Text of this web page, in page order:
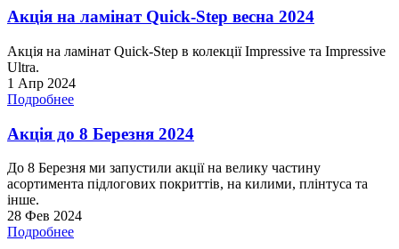
Акція на ламінат Quick-Step весна 2024
Акція на ламінат Quick-Step в колекції Impressive та Impressive
Ultra.
1 Апр 2024
Подробнее
Акція до 8 Березня 2024
До 8 Березня ми запустили акції на велику частину
асортимента підлогових покриттів, на килими, плінтуса та
інше.
28 Фев 2024
Подробнее